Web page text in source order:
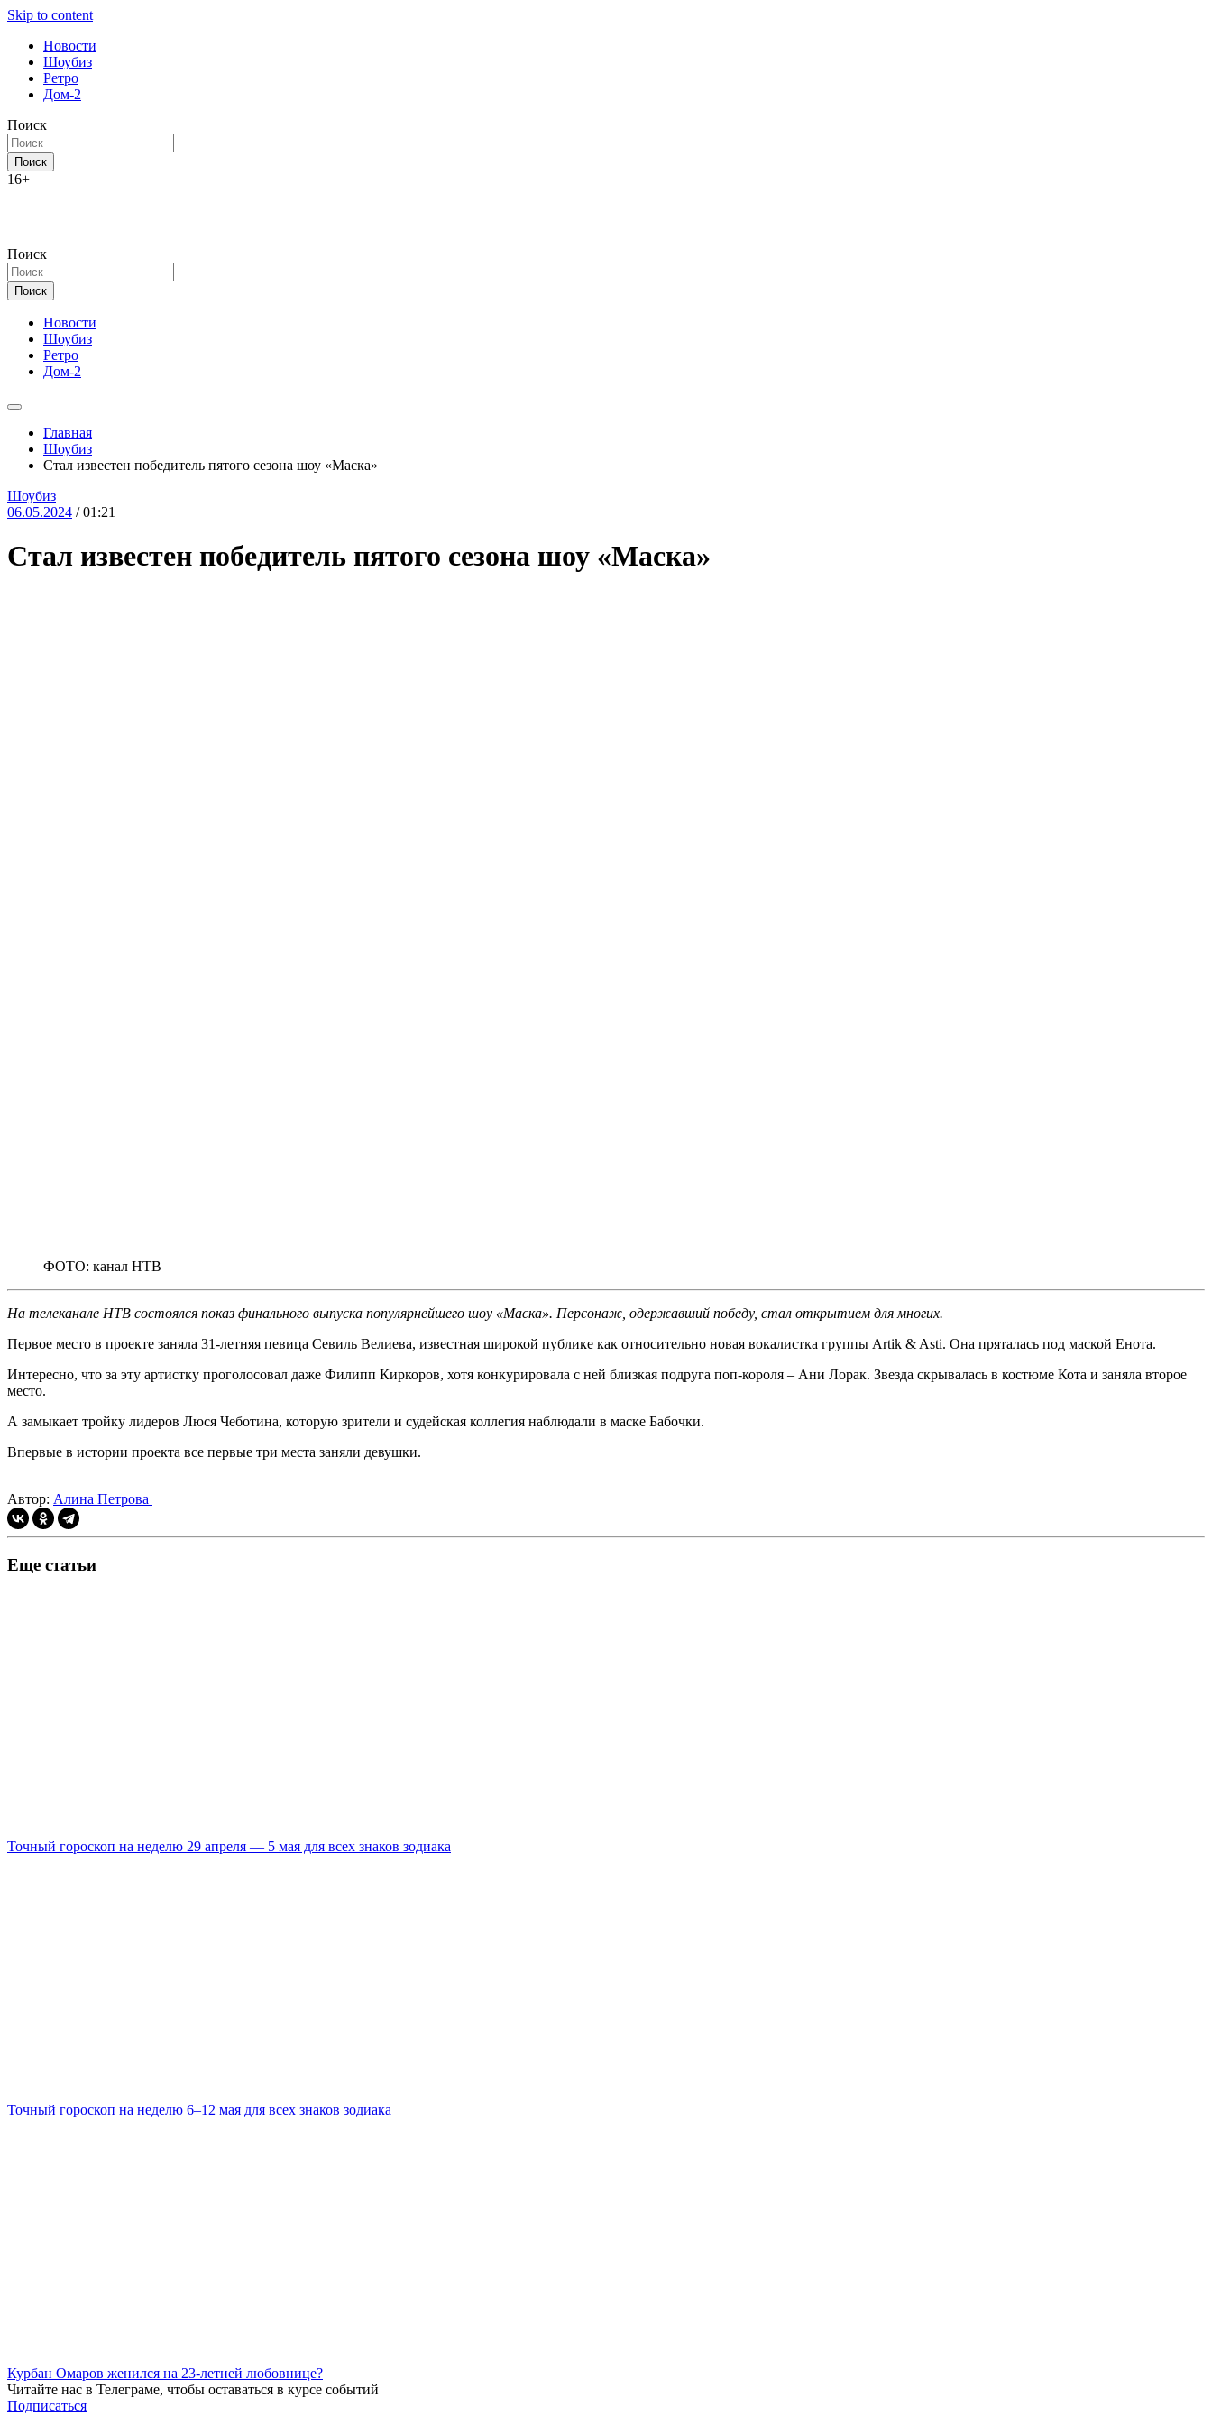
Skip to content
Новости
Шоубиз
Ретро
Дом-2
Поиск
Поиск
16+
Секреты звёзд
Новости, истории звёзд шоу-бизнеса, эксклюзивные фото и видео из жизни звёзд
Поиск
Поиск
Новости
Шоубиз
Ретро
Дом-2
Главная
Шоубиз
Стал известен победитель пятого сезона шоу «Маска»
Шоубиз
06.05.2024 / 01:21
Стал известен победитель пятого сезона шоу «Маска»
ФОТО: канал НТВ
На телеканале НТВ состоялся показ финального выпуска популярнейшего шоу «Маска». Персонаж, одержавший победу, стал открытием для многих.
Первое место в проекте заняла 31-летняя певица Севиль Велиева, известная широкой публике как относительно новая вокалистка группы Artik & Asti. Она пряталась под маской Енота.
Интересно, что за эту артистку проголосовал даже Филипп Киркоров, хотя конкурировала с ней близкая подруга поп-короля – Ани Лорак. Звезда скрывалась в костюме Кота и заняла второе
место.
А замыкает тройку лидеров Люся Чеботина, которую зрители и судейская коллегия наблюдали в маске Бабочки.
Впервые в истории проекта все первые три места заняли девушки.
Автор: Алина Петрова
Еще статьи
Точный гороскоп на неделю 29 апреля — 5 мая для всех знаков зодиака
Точный гороскоп на неделю 6–12 мая для всех знаков зодиака
Курбан Омаров женился на 23-летней любовнице?
Читайте нас в Телеграме, чтобы оставаться в курсе событий
Подписаться